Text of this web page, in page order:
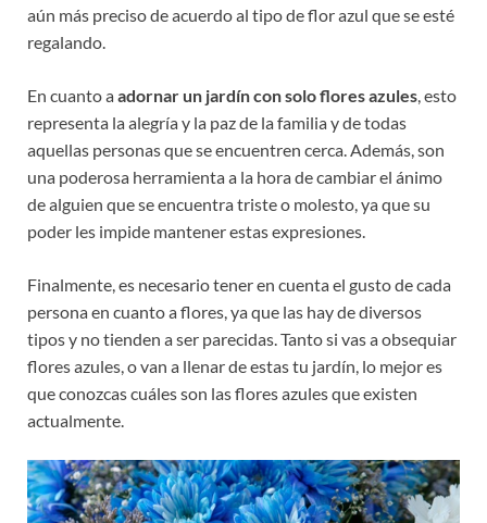
aún más preciso de acuerdo al tipo de flor azul que se esté
regalando.
En cuanto aadornar un jardín con solo flores azules, esto
representa la alegría y la paz de la familia y de todas
aquellas personas que se encuentren cerca. Además, son
una poderosa herramienta a la hora de cambiar el ánimo
de alguien que se encuentra triste o molesto, ya que su
poder les impide mantener estas expresiones.
Finalmente, es necesario tener en cuenta el gusto de cada
persona en cuanto a flores, ya que las hay de diversos
tipos y no tienden a ser parecidas. Tanto si vas a obsequiar
flores azules, o van a llenar de estas tu jardín, lo mejor es
que conozcas cuáles son las flores azules que existen
actualmente.